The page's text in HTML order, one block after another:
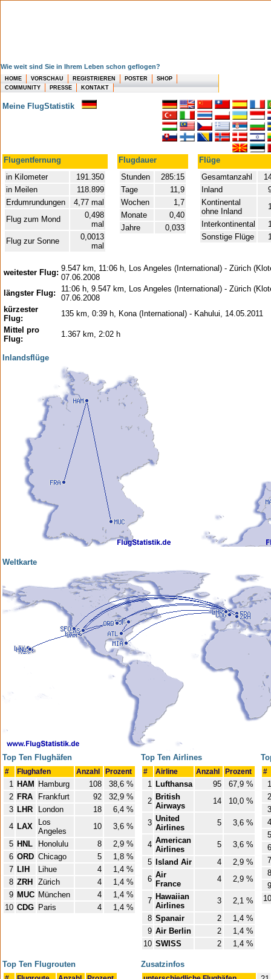
Wie weit sind Sie in Ihrem Leben schon geflogen?
HOME VORSCHAU REGISTRIEREN POSTER
SHOP
COMMUNITY
PRESSE KONTAKT
Meine FlugStatistik
Flugentfernung Flugdauer
Flüge
in Kilometer
191.350
in Meilen
118.899
Erdumrundungen
4,77 mal
Flug zum Mond
0,498
mal
Flug zur Sonne
0,0013
mal
Stunden
285:15
Tage
11,9
Wochen
1,7
Monate
0,40
Jahre
0,033
Gesamtanzahl
Inland
Kontinental
ohne Inland
Interkontinental
Sonstige Flüge
weitester Flug: 9.547 km, 11:06 h, Los Angeles (International) - Zürich
07.06.2008
längster Flug:
11:06 h, 9.547 km, Los Angeles (International) - Zürich
07.06.2008
kürzester
Flug:
135 km, 0:39 h, Kona (International) - Kahului, 14.05.2011
Mittel pro
Flug:
1.367 km, 2:02 h
Inlandsflüge
Weltkarte
Top Ten Flughäfen
# Flughafen Anzahl Prozent
1 HAM Hamburg 108
38,6 %
2 FRA Frankfurt 92
32,9 %
3 LHR London 18
6,4 %
4 LAX
Los
Angeles
10
3,6 %
5 HNL Honolulu 8
2,9 %
6 ORD Chicago 5
1,8 %
7 LIH Lihue 4
1,4 %
8 ZRH Zürich 4
1,4 %
9 MUC München 4
1,4 %
10 CDG Paris 4 1,4 %
Top Ten Airlines
# Airline Anzahl Prozent
1 Lufthansa 95
67,9 %
2 British
Airways
14 10,0 %
3 United
Airlines
5 3,6 %
4 American
Airlines
5
3,6 %
5
Island Air 4
2,9 %
6 Air
France
4 2,9 %
7 Hawaiian
Airlines
3
2,1 %
8 Spanair 2
1,4 %
9 Air Berlin 2
1,4 %
10 SWISS 2 1,4 %
#
1
2
3
4
5
6
7
8
9
10
Top Ten Flugrouten Zusatzinfos